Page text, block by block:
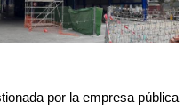
por la empresa pública